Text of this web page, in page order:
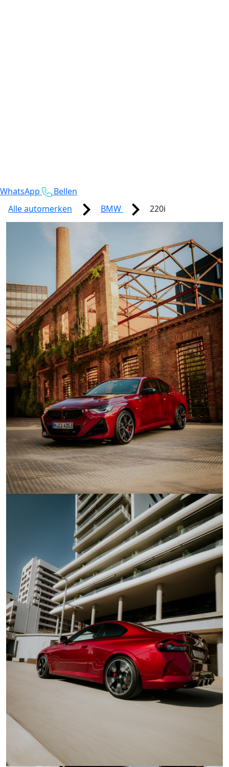
WhatsApp
Bellen
Alle automerken
BMW 220i